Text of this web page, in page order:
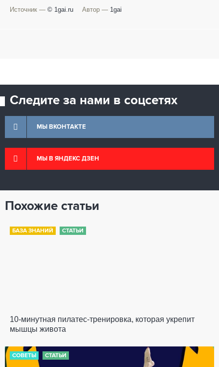
Источник — © 1gai.ru Автор — 1gai
Следите за нами в соцсетях
МЫ ВКОНТАКТЕ
МЫ В ЯНДЕКС ДЗЕН
Похожие статьи
БАЗА ЗНАНИЙ СТАТЬИ
10-минутная пилатес-тренировка, которая укрепит
мышцы живота
СОВЕТЫ СТАТЬИ